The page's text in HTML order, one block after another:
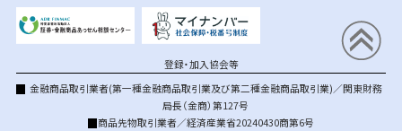
登録・加入協会等
金融商品取引業者(第一種金融商品取引業及び第二種金融商品取引業)／関東財務
局長（金商）第127号
商品先物取引業者／経済産業省20240430商第6号